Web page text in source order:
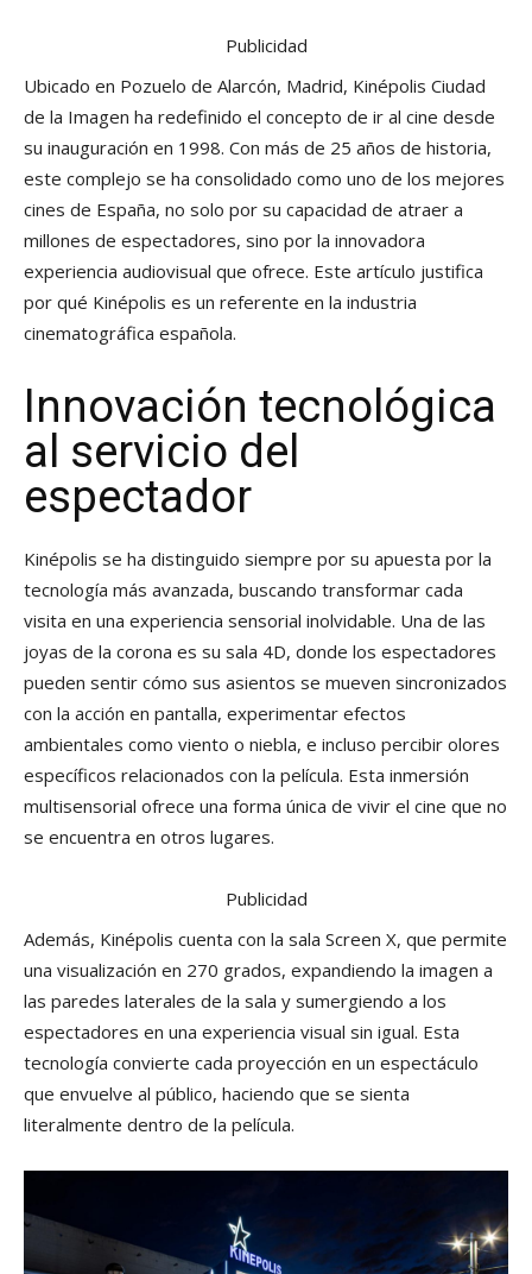
Publicidad
Ubicado en Pozuelo de Alarcón, Madrid, Kinépolis Ciudad
de la Imagen ha redefinido el concepto de ir al cine desde
su inauguración en 1998. Con más de 25 años de historia,
este complejo se ha consolidado como uno de los mejores
cines de España, no solo por su capacidad de atraer a
millones de espectadores, sino por la innovadora
experiencia audiovisual que ofrece. Este artículo justifica
por qué Kinépolis es un referente en la industria
cinematográfica española.
Innovación tecnológica
al servicio del
espectador
Kinépolis se ha distinguido siempre por su apuesta por la
tecnología más avanzada, buscando transformar cada
visita en una experiencia sensorial inolvidable. Una de las
joyas de la corona es su sala 4D, donde los espectadores
pueden sentir cómo sus asientos se mueven sincronizados
con la acción en pantalla, experimentar efectos
ambientales como viento o niebla, e incluso percibir olores
específicos relacionados con la película. Esta inmersión
multisensorial ofrece una forma única de vivir el cine que no
se encuentra en otros lugares.
Publicidad
Además, Kinépolis cuenta con la sala Screen X, que permite
una visualización en 270 grados, expandiendo la imagen a
las paredes laterales de la sala y sumergiendo a los
espectadores en una experiencia visual sin igual. Esta
tecnología convierte cada proyección en un espectáculo
que envuelve al público, haciendo que se sienta
literalmente dentro de la película.